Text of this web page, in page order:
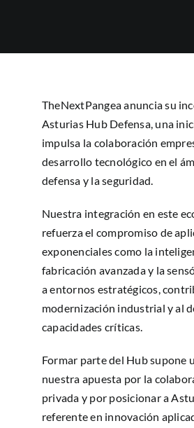
TheNextPangea anuncia su
Asturias Hub Defensa, una
impulsa la colaboración
desarrollo tecnológico en el
defensa y la seguridad.
Nuestra integración en este
refuerza el compromiso de
exponenciales como la
fabricación avanzada y la
a entornos estratégicos,
modernización industrial y al
capacidades críticas.
Formar parte del Hub supone
nuestra apuesta por la
privada y por posicionar a
referente en innovación